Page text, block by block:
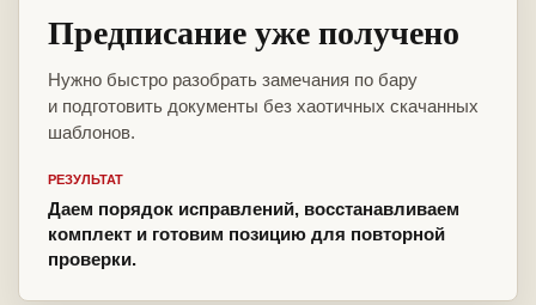
Предписание уже получено
Нужно быстро разобрать замечания по бару
и подготовить документы без хаотичных скачанных
шаблонов.
РЕЗУЛЬТАТ
Даем порядок исправлений, восстанавливаем
комплект и готовим позицию для повторной
проверки.